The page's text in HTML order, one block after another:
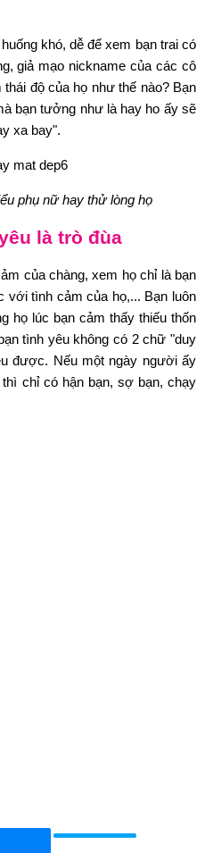
khó, dễ để xem bạn trai có
giả mạo nickname của các cô
độ của họ như thế nào? Bạn
bạn tưởng như là hay ho ấy sẽ
xa bay".
phụ nữ hay thử lòng họ
là trò đùa
của chàng, xem họ chỉ là bạn
với tình cảm của họ,... Bạn luôn
họ lúc bạn cảm thấy thiếu thốn
tình yêu không có 2 chữ "duy
được. Nếu một ngày người ấy
chỉ có hận bạn, sợ bạn, chạy